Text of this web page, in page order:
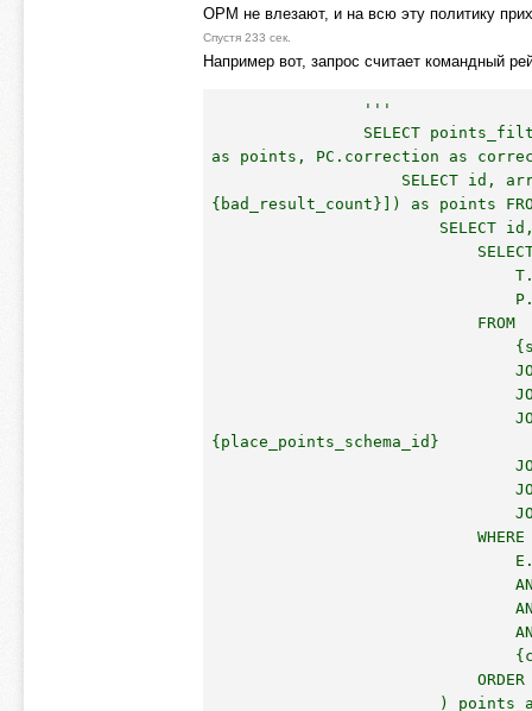
ОРМ не влезают, и на всю эту политику
Спустя 233 сек.
Например вот, запрос считает командный
'''
as points, PC.correction as
{bad_result_count}]) as points
{place_points_schema_id}